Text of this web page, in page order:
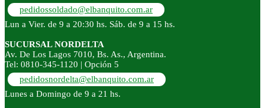
pedidossoldado@elbanquito.com.ar
Lun a Vier. de 9 a 20:30 hs. Sáb. de 9 a 15 hs.
SUCURSAL NORDELTA
Av. De Los Lagos 7010, Bs. As., Argentina.
Tel: 0810-345-1120 | Opción 5
pedidosnordelta@elbanquito.com.ar
Lunes a Domingo de 9 a 21 hs.